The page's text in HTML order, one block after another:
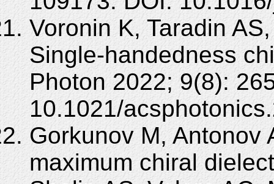
Voronin K, Taradin
Single-handedness
Photon 2022; 9(8):
10.1021/
Gorkunov M, Antonov
maximum chiral